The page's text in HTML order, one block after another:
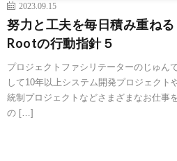
2023.09.15
努力と工夫を毎日積み重ね
Rootの行動指針５
プロジェクトファシリテーターのじゅん
して10年以上システム開発プロジェクト
統制プロジェクトなどさまざまなお仕事
の […]